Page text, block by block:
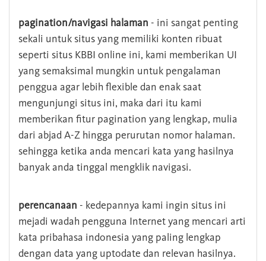
pagination/navigasi halaman - ini sangat penting
sekali untuk situs yang memiliki konten ribuat
seperti situs KBBI online ini, kami memberikan UI
yang semaksimal mungkin untuk pengalaman
penggua agar lebih flexible dan enak saat
mengunjungi situs ini, maka dari itu kami
memberikan fitur pagination yang lengkap, mulia
dari abjad A-Z hingga perurutan nomor halaman.
sehingga ketika anda mencari kata yang hasilnya
banyak anda tinggal mengklik navigasi.
perencanaan - kedepannya kami ingin situs ini
mejadi wadah pengguna Internet yang mencari arti
kata pribahasa indonesia yang paling lengkap
dengan data yang uptodate dan relevan hasilnya.